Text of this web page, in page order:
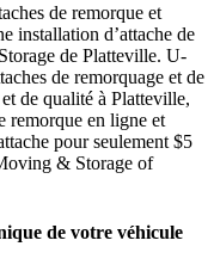
de remorque et
installation d’attache de
de Platteville. U-
de remorquage et de
de qualité à Platteville,
remorque en ligne et
pour seulement $5
& Storage of
de votre véhicule